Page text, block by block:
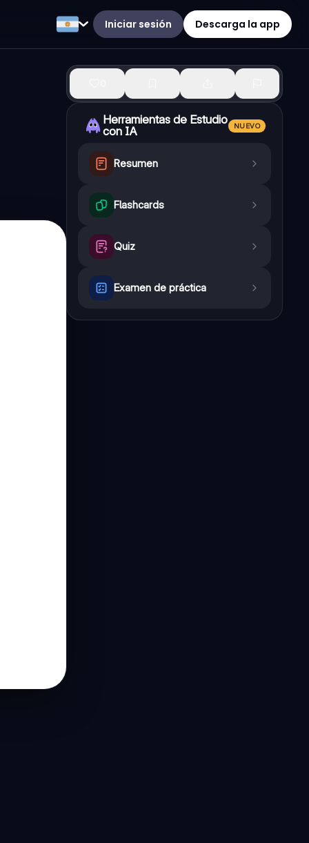
Iniciar sesión Descarga la app
Herramientas de Estudio
con IA
NUEVO
Resumen
Flashcards
Quiz
Examen de práctica